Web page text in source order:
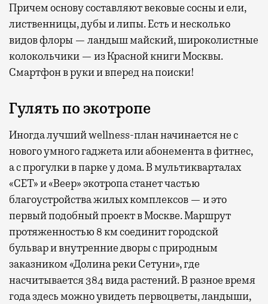
Причем основу составляют вековые сосны и ели,
лиственницы, дубы и липы. Есть и несколько
видов флоры — ландыш майский, широколистные
колокольчики — из Красной книги Москвы.
Смартфон в руки и вперед на поиски!
Гулять по экотропе
Иногда лучший wellness-план начинается не с
нового умного гаджета или абонемента в фитнес,
а с прогулки в парке у дома. В мультикварталах
«СЕТ» и «Веер» экотропа станет частью
благоустройства жилых комплексов — и это
первый подобный проект в Москве. Маршрут
протяженностью 8 км соединит городской
бульвар и внутренние дворы с природным
заказником «Долина реки Сетуни», где
насчитывается 384 вида растений. В разное время
года здесь можно увидеть первоцветы, ландыши,